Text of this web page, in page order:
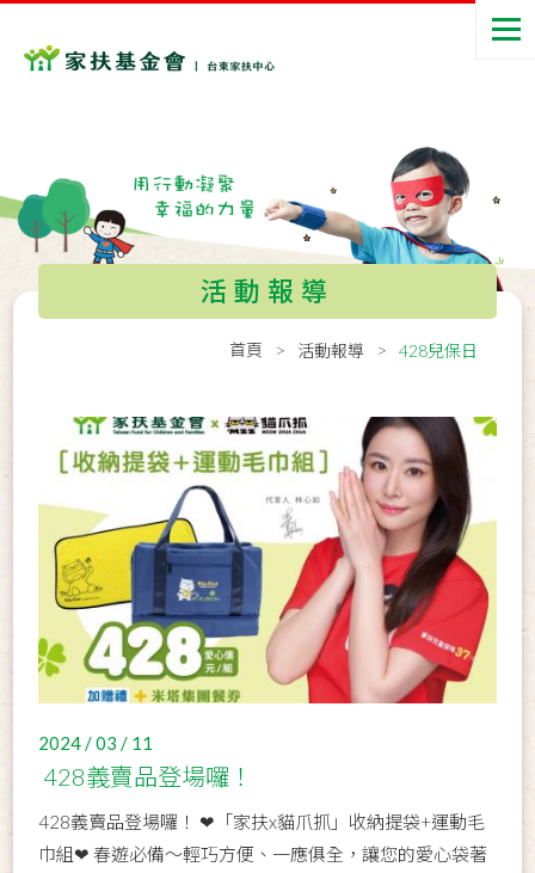
活動報導
首頁 活動報導 428兒保日
2024 / 03 / 11
428義賣品登場囉！
428義賣品登場囉！ ❤「家扶x貓爪抓」收納提袋+運動毛
巾組❤ 春遊必備～輕巧方便、一應俱全，讓您的愛心袋著